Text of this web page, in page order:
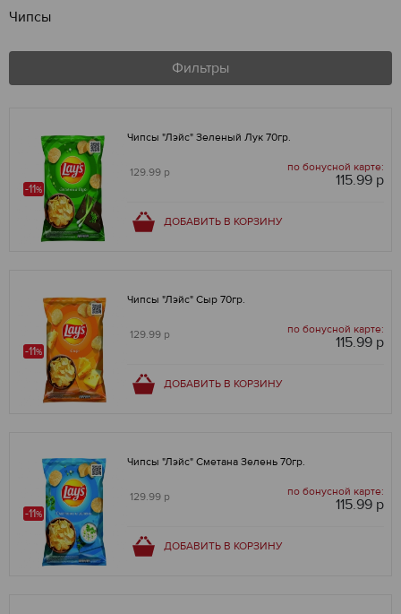
Чипсы
Фильтры
-11%
Чипсы "Лэйс" Зеленый Лук 70гр.
129.99 р по бонусной карте:
115.99 р
ДОБАВИТЬ В КОРЗИНУ
-11%
Чипсы "Лэйс" Сыр 70гр.
129.99 р по бонусной карте:
115.99 р
ДОБАВИТЬ В КОРЗИНУ
-11%
Чипсы "Лэйс" Сметана Зелень 70гр.
129.99 р по бонусной карте:
115.99 р
ДОБАВИТЬ В КОРЗИНУ